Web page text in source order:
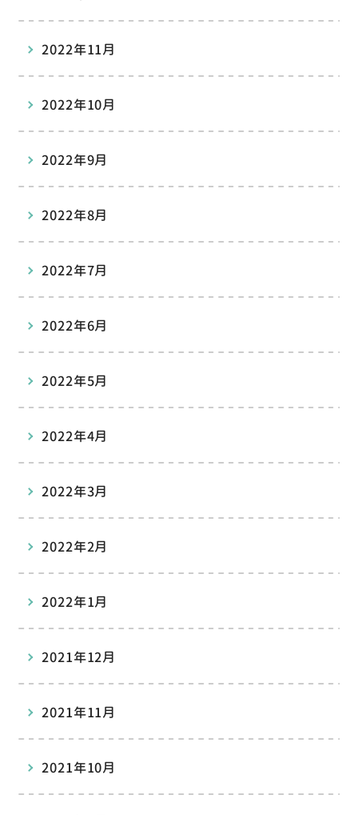
2022年11月
2022年10月
2022年9月
2022年8月
2022年7月
2022年6月
2022年5月
2022年4月
2022年3月
2022年2月
2022年1月
2021年12月
2021年11月
2021年10月